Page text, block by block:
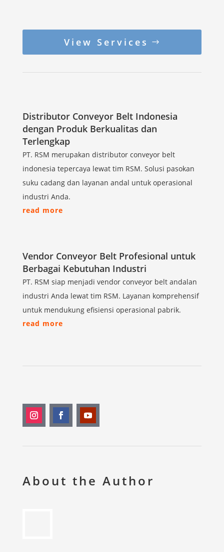
View Services
Distributor Conveyor Belt Indonesia
dengan Produk Berkualitas dan
Terlengkap
PT. RSM merupakan distributor conveyor belt
indonesia tepercaya lewat tim RSM. Solusi pasokan
suku cadang dan layanan andal untuk operasional
industri Anda.
read more
Vendor Conveyor Belt Profesional untuk
Berbagai Kebutuhan Industri
PT. RSM siap menjadi vendor conveyor belt andalan
industri Anda lewat tim RSM. Layanan komprehensif
untuk mendukung efisiensi operasional pabrik.
read more
About the Author